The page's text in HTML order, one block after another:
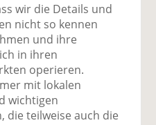
wir die Details und
nicht so kennen
und ihre
in ihren
operieren.
mit lokalen
wichtigen
die teilweise auch die